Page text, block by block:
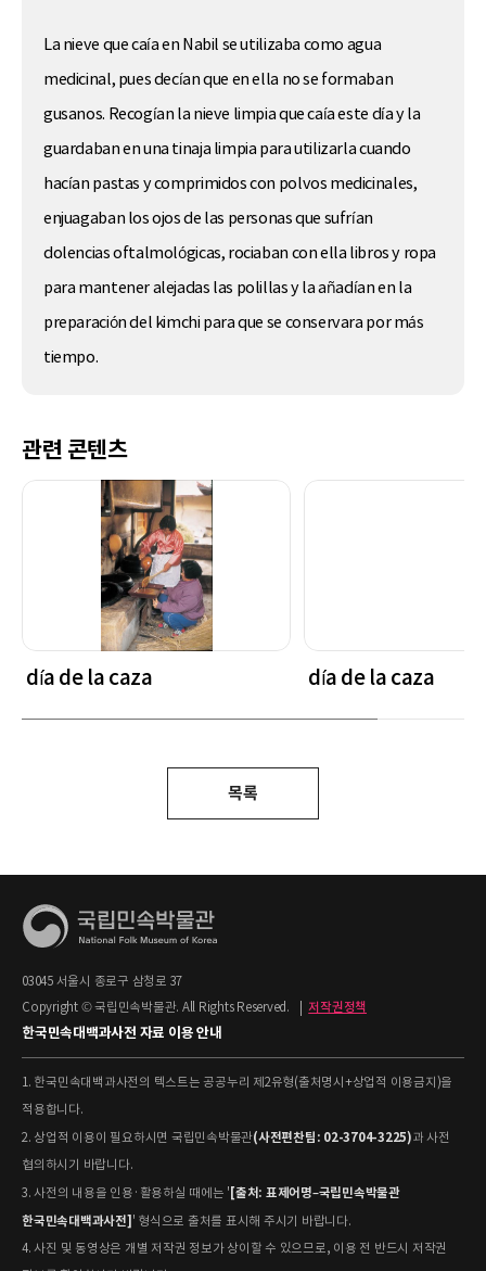
La nieve que caía en Nabil se utilizaba como agua
medicinal, pues decían que en ella no se formaban
gusanos. Recogían la nieve limpia que caía este día y la
guardaban en una tinaja limpia para utilizarla cuando
hacían pastas y comprimidos con polvos medicinales,
enjuagaban los ojos de las personas que sufrían
dolencias oftalmológicas, rociaban con ella libros y ropa
para mantener alejadas las polillas y la añadían en la
preparación del kimchi para que se conservara por más
tiempo.
관련 콘텐츠
día de la caza día de la caza
목록
03045 서울시 종로구 삼청로 37
Copyright © 국립민속박물관. All Rights Reserved.
저작권정책
한국민속대백과사전 자료 이용 안내
1. 한국민속대백과사전의 텍스트는 공공누리 제2유형(출처명시+상업적 이용금지)을
적용합니다.
2. 상업적 이용이 필요하시면 국립민속박물관(사전편찬팀: 02-3704-3225)과 사전
협의하시기 바랍니다.
3. 사전의 내용을 인용·활용하실 때에는 ' [출처: 표제어명–국립민속박물관
한국민속대백과사전] ' 형식으로 출처를 표시해 주시기 바랍니다.
4. 사진 및 동영상은 개별 저작권 정보가 상이할 수 있으므로, 이용 전 반드시 저작권